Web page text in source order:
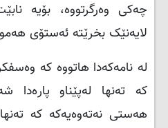
چەکی وەرگرتووە، بۆیە
لایەنێک بخرێتە ئەستۆی
لە نامەکەدا هاتووە کە
کە تەنها لەپێناو پارەدا